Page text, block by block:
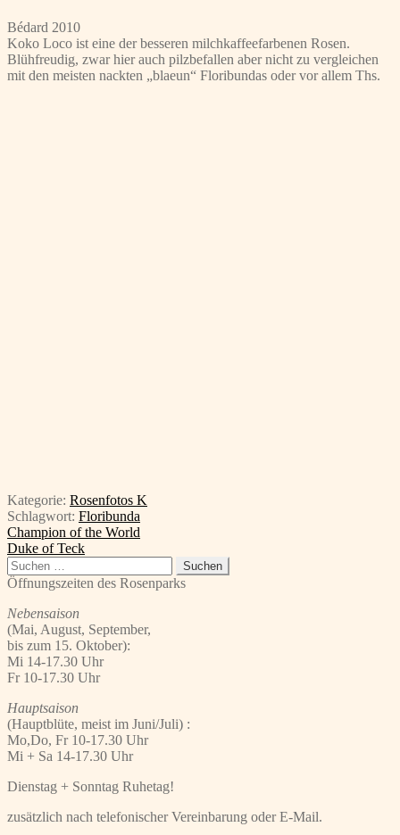
Bédard 2010
Koko Loco ist eine der besseren milchkaffeefarbenen Rosen.
Blühfreudig, zwar hier auch pilzbefallen aber nicht zu vergleichen
mit den meisten nackten „blaeun“ Floribundas oder vor allem Ths.
Kategorie: Rosenfotos K
Schlagwort: Floribunda
Beitragsnavigation
Vorheriger
Beitrag:
Champion of the World
Nächster
Beitrag:
Duke of Teck
Suchen
nach:
Öffnungszeiten des Rosenparks
Nebensaison
(Mai, August, September,
bis zum 15. Oktober):
Mi 14-17.30 Uhr
Fr 10-17.30 Uhr
Hauptsaison
(Hauptblüte, meist im Juni/Juli) :
Mo,Do, Fr 10-17.30 Uhr
Mi + Sa 14-17.30 Uhr
Dienstag + Sonntag Ruhetag!
zusätzlich nach telefonischer Vereinbarung oder E-Mail.